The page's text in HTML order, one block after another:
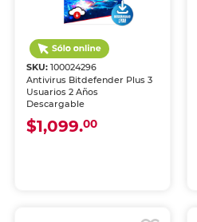
SKU:100024296
Antivirus Bitdefender Plus 3
Usuarios 2 Años
Descargable
$1,099.00